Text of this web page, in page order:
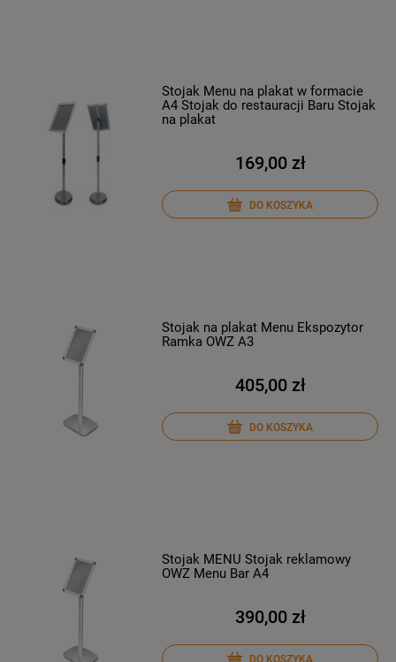
Stojak Menu na plakat w formacie
A4 Stojak do restauracji Baru Stojak
na plakat
169,00 zł
DO KOSZYKA
Stojak na plakat Menu Ekspozytor
Ramka OWZ A3
405,00 zł
DO KOSZYKA
Stojak MENU Stojak reklamowy
OWZ Menu Bar A4
390,00 zł
DO KOSZYKA